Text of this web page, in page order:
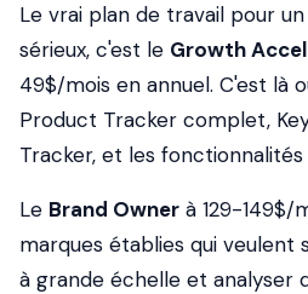
Le vrai plan de travail pour
sérieux, c'est le Growth
49$/mois en annuel. C'est là
Product Tracker complet,
Tracker, et les
Le Brand Owner à 129-149$/
marques établies qui veulent
à grande échelle et analyser